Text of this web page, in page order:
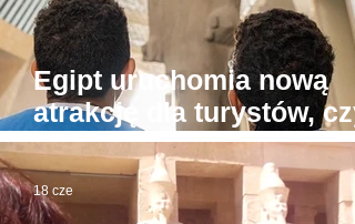
Egipt uruchomia nową
atrakcję dla turystów,
"muzea przy plażach"
18 cze